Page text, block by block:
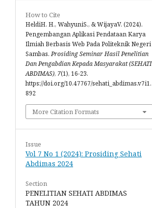
How to Cite
HeldiH. H., WahyuniS., & WijayaV. (2024).
Pengembangan Aplikasi Pendataan Karya
Ilmiah Berbasis Web Pada Politeknik Negeri
Sambas.Prosiding Seminar Hasil Penelitian
Dan Pengabdian Kepada Masyarakat (SEHATI
ABDIMAS), 7(1), 16-23.
https://doi.org/10.47767/sehati_abdimas.v7i1.
892
More Citation Formats
Issue
Vol 7 No 1 (2024): Prosiding Sehati
Abdimas 2024
Section
PENELITIAN SEHATI ABDIMAS
TAHUN 2024